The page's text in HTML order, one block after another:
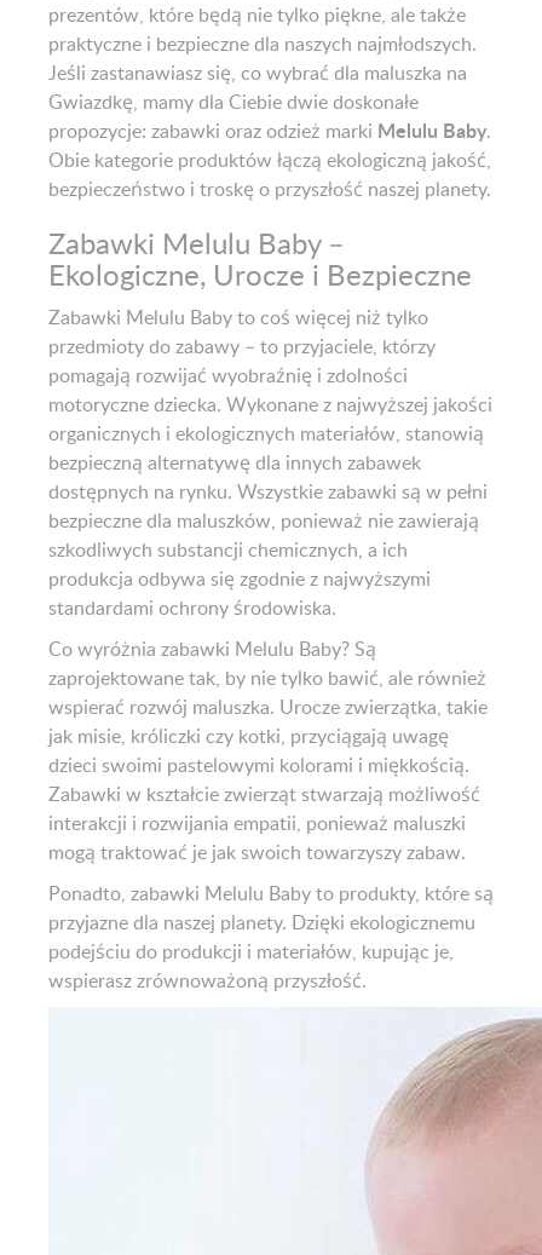
prezentów, które będą nie tylko piękne, ale także
praktyczne i bezpieczne dla naszych najmłodszych.
Jeśli zastanawiasz się, co wybrać dla maluszka na
Gwiazdkę, mamy dla Ciebie dwie doskonałe
propozycje: zabawki oraz odzież marki Melulu Baby.
Obie kategorie produktów łączą ekologiczną jakość,
bezpieczeństwo i troskę o przyszłość naszej planety.
Zabawki Melulu Baby –
Ekologiczne, Urocze i Bezpieczne
Zabawki Melulu Baby to coś więcej niż tylko
przedmioty do zabawy – to przyjaciele, którzy
pomagają rozwijać wyobraźnię i zdolności
motoryczne dziecka. Wykonane z najwyższej jakości
organicznych i ekologicznych materiałów, stanowią
bezpieczną alternatywę dla innych zabawek
dostępnych na rynku. Wszystkie zabawki są w pełni
bezpieczne dla maluszków, ponieważ nie zawierają
szkodliwych substancji chemicznych, a ich
produkcja odbywa się zgodnie z najwyższymi
standardami ochrony środowiska.
Co wyróżnia zabawki Melulu Baby? Są
zaprojektowane tak, by nie tylko bawić, ale również
wspierać rozwój maluszka. Urocze zwierzątka, takie
jak misie, króliczki czy kotki, przyciągają uwagę
dzieci swoimi pastelowymi kolorami i miękkością.
Zabawki w kształcie zwierząt stwarzają możliwość
interakcji i rozwijania empatii, ponieważ maluszki
mogą traktować je jak swoich towarzyszy zabaw.
Ponadto, zabawki Melulu Baby to produkty, które są
przyjazne dla naszej planety. Dzięki ekologicznemu
podejściu do produkcji i materiałów, kupując je,
wspierasz zrównoważoną przyszłość.